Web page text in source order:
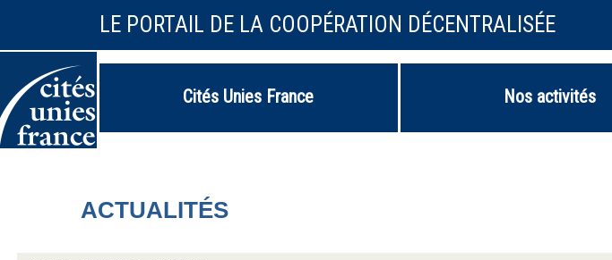
LE PORTAIL DE LA COOPÉRATION DÉCENTRALISÉE
Cités Unies France Nos activités
ACTUALITÉS